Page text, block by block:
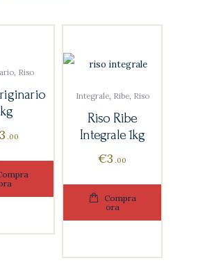
, Riso
3 00
Integrale, Ribe, Riso
Riso Ribe
Integrale 1kg
€3 00
Compra
ora